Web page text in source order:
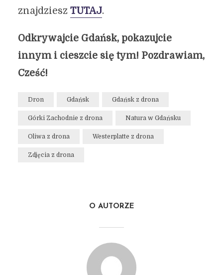
znajdziesz TUTAJ.
Odkrywajcie Gdańsk, pokazujcie
innym i cieszcie się tym! Pozdrawiam,
Cześć!
Dron Gdańsk Gdańsk z drona
Górki Zachodnie z drona Natura w Gdańsku
Oliwa z drona Westerplatte z drona
Zdjęcia z drona
O AUTORZE